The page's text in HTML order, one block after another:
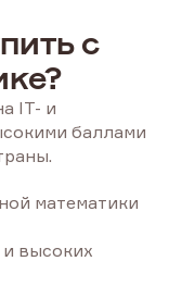
с
IT- и
баллами
математики
высоких